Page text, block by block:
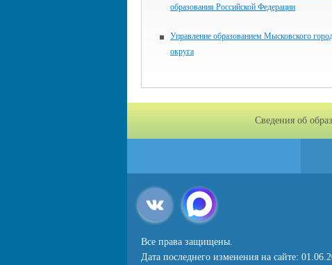
образования Российской Федерации
Управление образованием Мысковского
округа
Сведения об
Все права защищены.
Дата последнего изменения на сайте: